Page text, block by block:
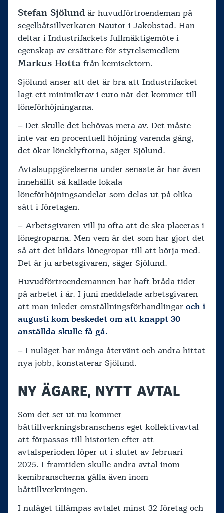
Stefan Sjölund är huvudförtroendeman på
segelbåtsillverkaren Nautor i Jakobstad. Han
deltar i Industrifackets fullmäktigemöte i
egenskap av ersättare för styrelsemedlem
Markus Hotta från kemisektorn.
Sjölund anser att det är bra att Industrifacket
lagt ett minimikrav i euro när det kommer till
löneförhöjningarna.
– Det skulle det behövas mera av. Det måste
inte var en procentuell höjning varenda gång,
det ökar löneklyftorna, säger Sjölund.
Avtalsuppgörelserna under senaste år har även
innehållit så kallade lokala
löneförhöjningsandelar som delas ut på olika
sätt i företagen.
– Arbetsgivaren vill ju ofta att de ska placeras i
lönegroparna. Men vem är det som har gjort det
så att det bildats lönegropar till att börja med.
Det är ju arbetsgivaren, säger Sjölund.
Huvudförtroendemannen har haft bråda tider
på arbetet i år. I juni meddelade arbetsgivaren
att man inleder omställningsförhandlingar och i
augusti kom beskedet om att knappt 30
anställda skulle få gå.
– I nuläget har många återvänt och andra hittat
nya jobb, konstaterar Sjölund.
NY ÄGARE, NYTT AVTAL
Som det ser ut nu kommer
båttillverkningsbranschens eget kollektivavtal
att förpassas till historien efter att
avtalsperioden löper ut i slutet av februari
2025. I framtiden skulle andra avtal inom
kemibranscherna gälla även inom
båttillverkningen.
I nuläget tillämpas avtalet minst 32 företag och